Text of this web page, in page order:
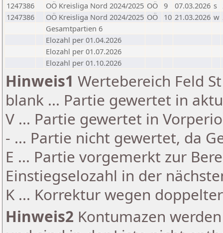
1247386
OÖ Kreisliga Nord 2024/2025 OÖ 9 07.03.2026 s
1247386
OÖ Kreisliga Nord 2024/2025 OÖ 10 21.03.2026 w
Gesamtpartien 6
Elozahl per 01.04.2026
Elozahl per 01.07.2026
Elozahl per 01.10.2026
Hinweis1 Wertebereich Feld
blank ... Partie gewertet in
V ... Partie gewertet in
- ... Partie nicht gewertet, da
E ... Partie vorgemerkt zur
Einstiegselozahl in der
K ... Korrektur wegen
Hinweis2 Kontumazen